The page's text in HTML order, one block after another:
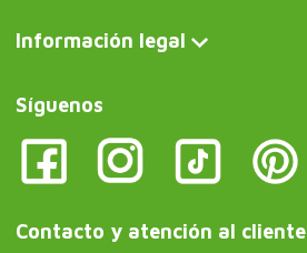
Información legal
Síguenos
Contacto y atención al cliente